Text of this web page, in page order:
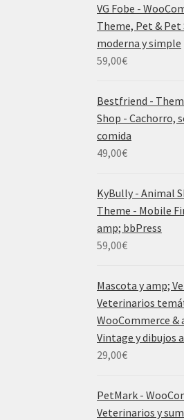
VG Fobe -
Theme, Pet &
moderna y simple
59,00€
Bestfriend -
Shop - Cachorro,
comida
49,00€
KyBully - Animal
Theme - Mobile
amp; bbPress
59,00€
Mascota y amp;
Veterinarios
WooCommerce &
Vintage y dibujos
29,00€
PetMark -
Veterinarios y